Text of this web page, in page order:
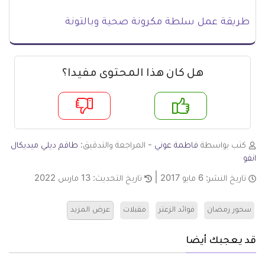
طريقة عمل سلطة مكرونة صحية وبالتونة
هل كان هذا المحتوى مفيدا؟
لا
كتب بواسطة فاطمة عوني - المراجعة والتدقيق: طاقم ديلي ميديكال
انفو
تاريخ النشر: 6 مايو 2017 تاريخ التحديث: 13 مارس 2022
سحور رمضان فوائد الزعتر مقبلات عرض المزيد
قد يعجبك أيضا